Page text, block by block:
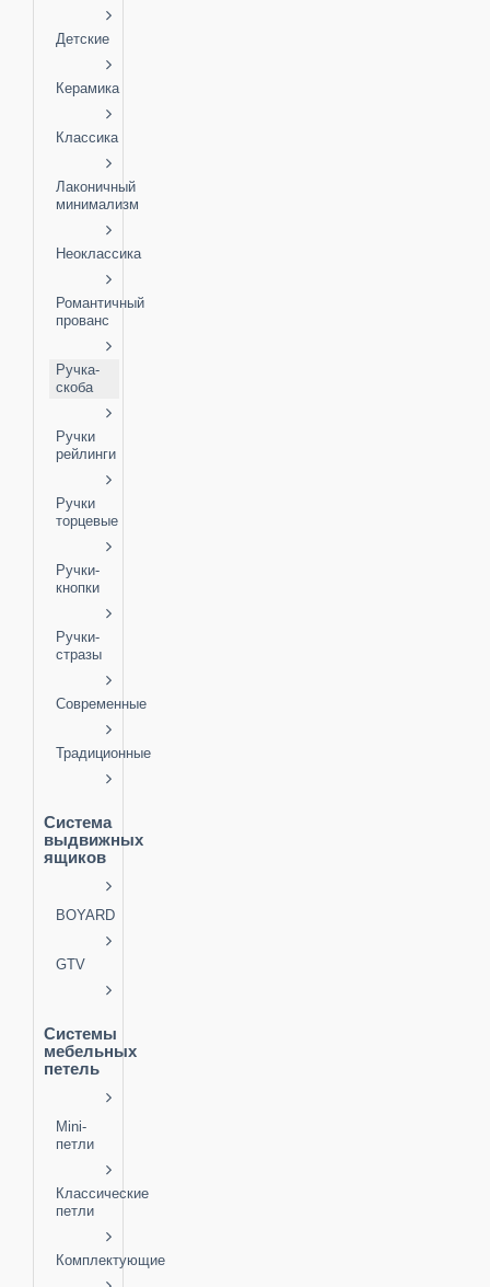
Детские
Керамика
Классика
Лаконичный
минимализм
Неоклассика
Романтичный
прованс
Ручка-
скоба
Ручки
рейлинги
Ручки
торцевые
Ручки-
кнопки
Ручки-
стразы
Современные
Традиционные
Система
выдвижных
ящиков
BOYARD
GTV
Системы
мебельных
петель
Mini-
петли
Классические
петли
Комплектующие